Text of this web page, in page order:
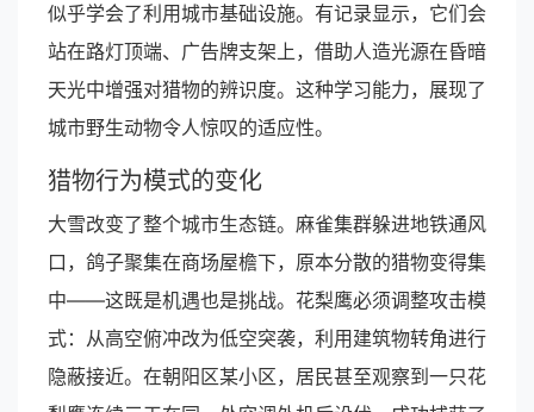
似乎学会了利用城市基础设施。有记录显示，它们会
站在路灯顶端、广告牌支架上，借助人造光源在昏暗
天光中增强对猎物的辨识度。这种学习能力，展现了
城市野生动物令人惊叹的适应性。
猎物行为模式的变化
大雪改变了整个城市生态链。麻雀集群躲进地铁通风
口，鸽子聚集在商场屋檐下，原本分散的猎物变得集
中——这既是机遇也是挑战。花梨鹰必须调整攻击模
式：从高空俯冲改为低空突袭，利用建筑物转角进行
隐蔽接近。在朝阳区某小区，居民甚至观察到一只花